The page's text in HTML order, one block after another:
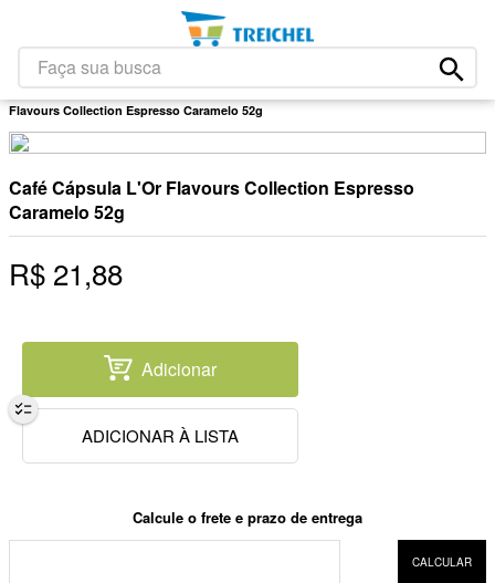
Faça sua busca
Flavours Collection Espresso Caramelo 52g
Café Cápsula L'Or Flavours Collection Espresso
Caramelo 52g
R$ 21,88
Adicionar
2º leite
3º papel higiênico
6º queijo
7º chocolate
8º arroz
detergente